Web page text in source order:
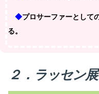
◆プロサーファーとして
る。
２．ラッセン